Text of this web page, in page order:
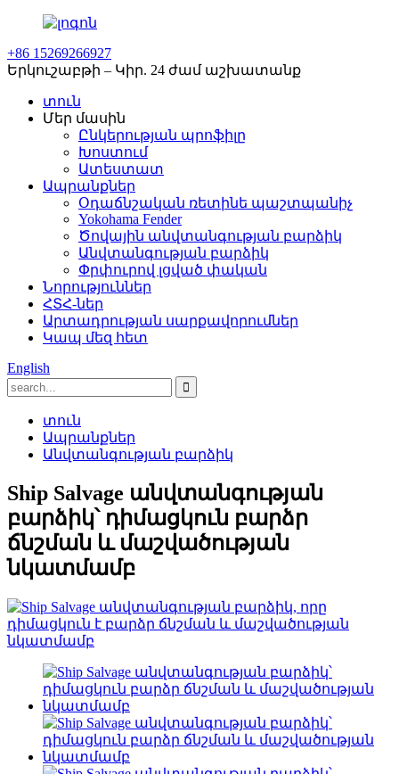
+86 15269266927
Երկուշաբթի – Կիր. 24 ժամ աշխատանք
տուն
Մեր մասին
Ընկերության պրոֆիլը
Խոստում
Ատեստատ
Ապրանքներ
Օդաճնշական ռետինե պաշտպանիչ
Yokohama Fender
Ծովային անվտանգության բարձիկ
Անվտանգության բարձիկ
Փրփուրով լցված փական
Նորություններ
ՀՏՀ-ներ
Արտադրության սարքավորումներ
Կապ մեզ հետ
English
տուն
Ապրանքներ
Անվտանգության բարձիկ
Ship Salvage անվտանգության
բարձիկ՝ դիմացկուն բարձր
ճնշման և մաշվածության
նկատմամբ